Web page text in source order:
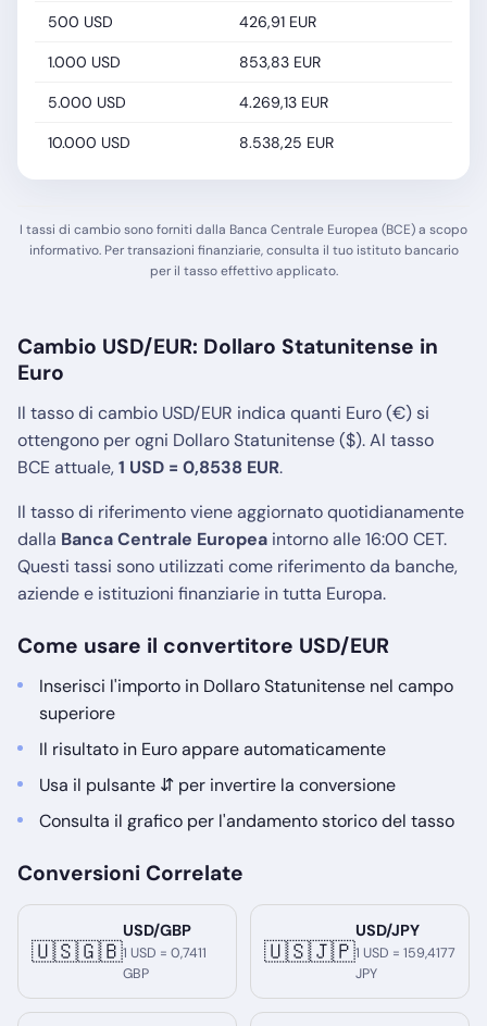
500 USD 426,91 EUR
1.000 USD 853,83 EUR
5.000 USD 4.269,13 EUR
10.000 USD 8.538,25 EUR
I tassi di cambio sono forniti dalla Banca Centrale Europea (BCE) a scopo
informativo. Per transazioni finanziarie, consulta il tuo istituto bancario
per il tasso effettivo applicato.
Cambio USD/EUR: Dollaro Statunitense in
Euro
Il tasso di cambio USD/EUR indica quanti Euro (€) si
ottengono per ogni Dollaro Statunitense ($). Al tasso
BCE attuale,1 USD = 0,8538 EUR.
Il tasso di riferimento viene aggiornato quotidianamente
dalla Banca Centrale Europea intorno alle 16:00 CET.
Questi tassi sono utilizzati come riferimento da banche,
aziende e istituzioni finanziarie in tutta Europa.
Come usare il convertitore USD/EUR
Inserisci l'importo in Dollaro Statunitense nel campo
superiore
Il risultato in Euro appare automaticamente
Usa il pulsante ⇵ per invertire la conversione
Consulta il grafico per l'andamento storico del tasso
Conversioni Correlate
🇺🇸🇬🇧
USD/GBP
1 USD = 0,7411
GBP
🇺🇸🇯🇵
USD/JPY
1 USD = 159,4177
JPY